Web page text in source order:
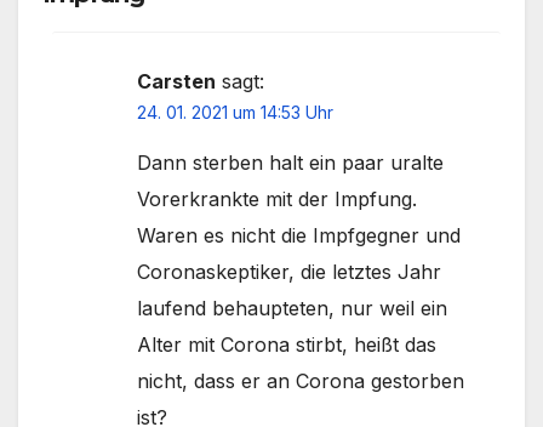
Carsten sagt:
24. 01. 2021 um 14:53 Uhr
Dann sterben halt ein paar uralte
Vorerkrankte mit der Impfung.
Waren es nicht die Impfgegner und
Coronaskeptiker, die letztes Jahr
laufend behaupteten, nur weil ein
Alter mit Corona stirbt, heißt das
nicht, dass er an Corona gestorben
ist?